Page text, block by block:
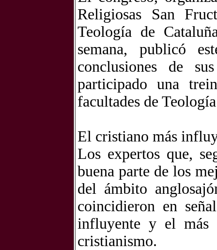
Religiosas San
Teología de
semana, publicó
conclusiones de
participado una
facultades de
El cristiano más
Los expertos que,
buena parte de los
del ámbito
coincidieron en
influyente y el más
cristianismo.